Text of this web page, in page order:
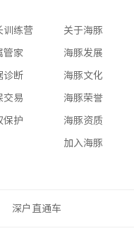
训练营
管家
诊断
交易
保护
关于海豚
海豚发展
海豚文化
海豚荣誉
海豚资质
加入海豚
深户直通车